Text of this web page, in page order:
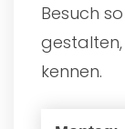
Besuch
kennen.